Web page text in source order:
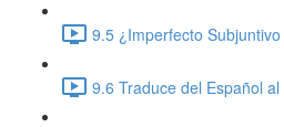
9.5 ¿Imperfecto
9.6 Traduce del Español